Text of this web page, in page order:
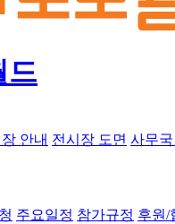
드
안내 전시장 도면 사무국
주요일정 참가규정 후원/